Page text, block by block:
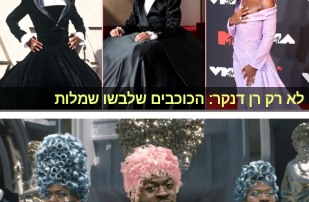
לא רק רן דנקר: הכוכבים שלבשו שמלות